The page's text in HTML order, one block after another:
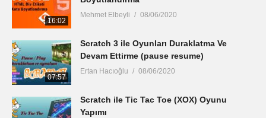
16:02
Mehmet Elbeyli 08/06/2020
07:57
Scratch 3 ile Oyunları Duraklatma Ve
Devam Ettirme (pause resume)
Ertan Hacıoğlu 08/06/2020
Scratch ile Tic Tac Toe (XOX) Oyunu
Yapımı